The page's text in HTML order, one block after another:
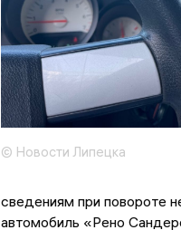
© Новости Липецка
сведениям при повороте
автомобиль «Рено